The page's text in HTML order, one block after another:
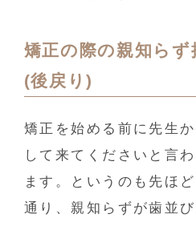
矯正の際の親知らず
(後戻り)
矯正を始める前に先生
して来てくださいと言
ます。というのも先ほ
通り、親知らずが歯並